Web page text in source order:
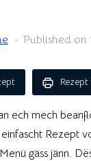
Published on
ech mech
Rezept
gäss jänn.